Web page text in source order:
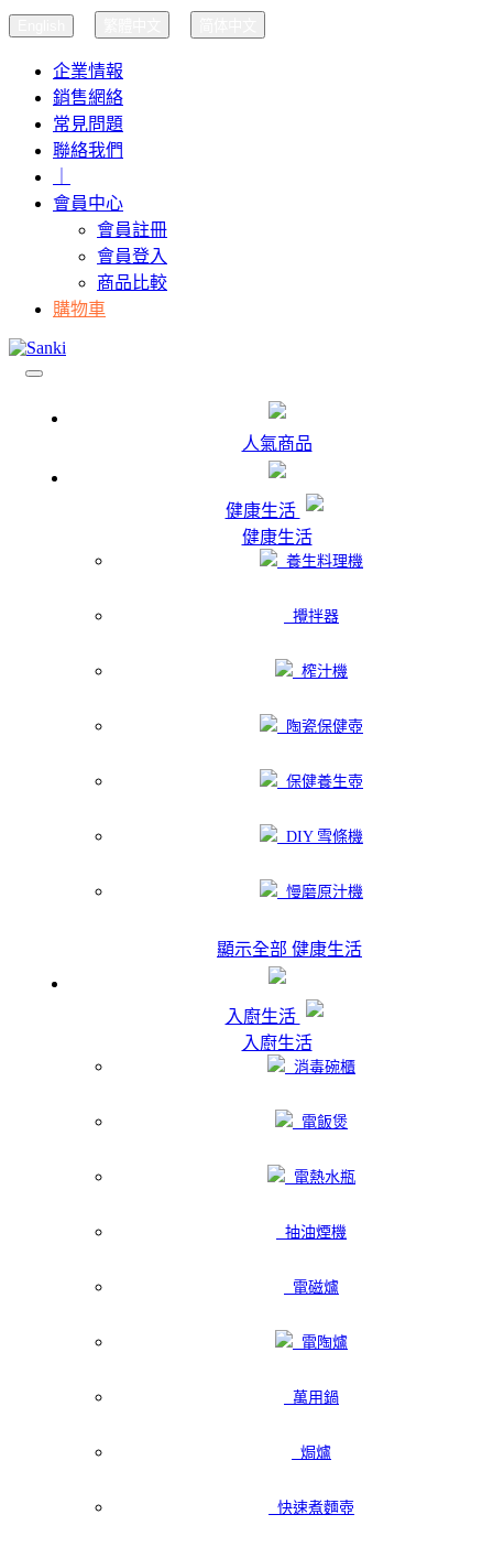
企業情報
銷售網絡
常見問題
聯絡我們
會員中心
會員註冊
會員登入
商品比較
購物車
人氣商品
健康生活
健康生活
養生料理機
攪拌器
榨汁機
陶瓷保健壺
保健養生壺
DIY 雪條機
慢磨原汁機
顯示全部 健康生活
入廚生活
入廚生活
消毒碗櫃
電飯煲
電熱水瓶
抽油煙機
電磁爐
電陶爐
萬用鍋
焗爐
快速煮麵壺